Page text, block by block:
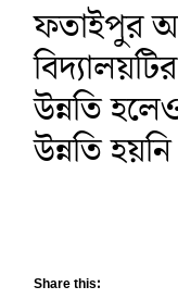
ফতাইপুর
উন্নতি
উন্নতি হয়নি
Share this: